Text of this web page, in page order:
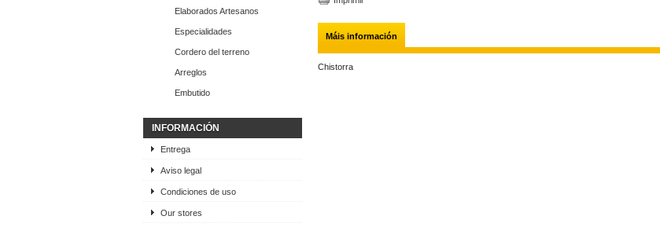
Elaborados Artesanos
Especialidades
Cordero del terreno
Arreglos
Embutido
INFORMACIÓN
Entrega
Aviso legal
Condiciones de uso
Our stores
Máis información
Chistorra